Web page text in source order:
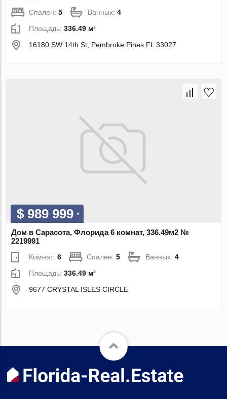
Спален:5 Ванных:4
Площадь:336.49 м²
16180 SW 14th St, Pembroke Pines FL 33027
$ 989 999
Дом в Сарасота, Флорида 6 комнат, 336.49м2 №
2219991
Комнат:6 Спален:5 Ванных:4
Площадь:336.49 м²
9677 CRYSTAL ISLES CIRCLE